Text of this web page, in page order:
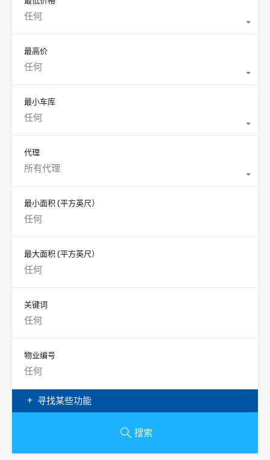
任何
最高价
任何
最小车库
任何
代理
所有代理
最小面积 (平方英尺）
最大面积 (平方英尺）
关键词
物业编号
寻找某些功能
搜索